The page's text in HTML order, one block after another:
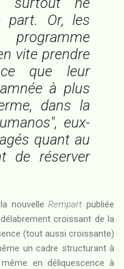
part. Or, les
vite prendre
que leur
à plus
dans la
eux-
quant au
de réserver
nouvelleRempart publiée
croissant de la
(tout aussi croissante)
un cadre structurant à
en déliquescence à